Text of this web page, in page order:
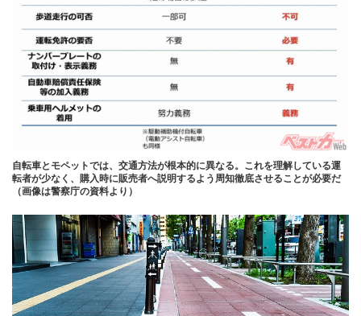
自転車とモペットでは、交通方法が根本的に異なる。これを理解している運
転者が少なく、購入時に販売者へ説明するよう周知徹底させることが必要だ
（画像は警察庁の資料より）